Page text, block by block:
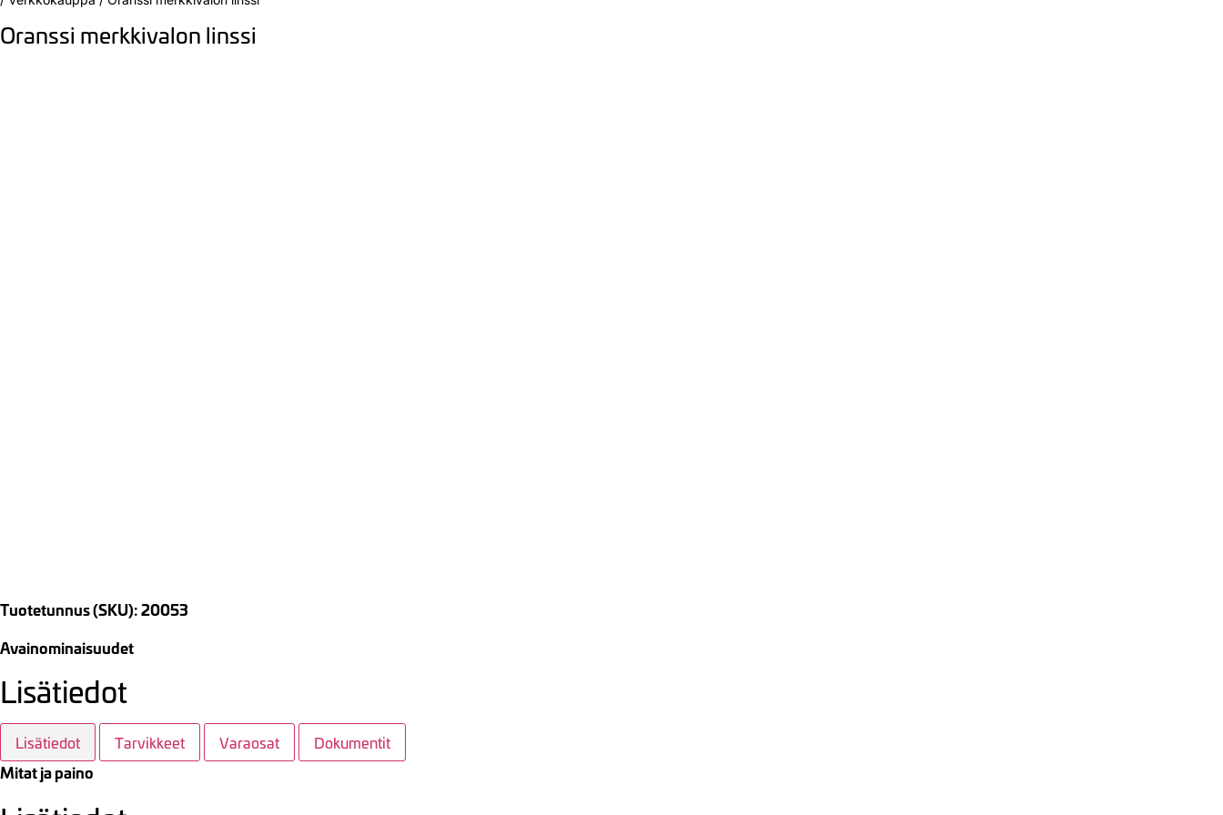
Oranssi merkkivalon linssi
Tuotetunnus (SKU): 20053
Avainominaisuudet
Lisätiedot
Lisätiedot Tarvikkeet Varaosat Dokumentit
Mitat ja paino